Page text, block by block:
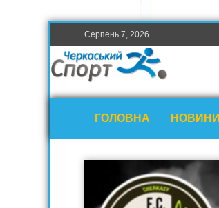
Серпень 7, 2026
ГОЛОВНА НОВИНИ